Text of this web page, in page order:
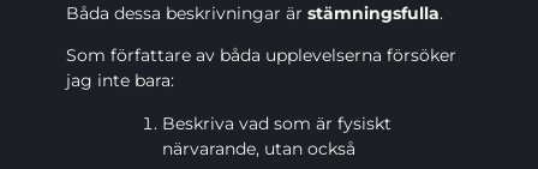
Båda dessa beskrivningar är stämningsfulla.
Som författare av båda upplevelserna försöker
jag inte bara:
Beskriva vad som är fysiskt
närvarande, utan också